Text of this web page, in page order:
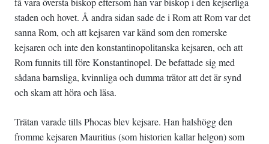
staden och hovet. Å andra sidan sade de i Rom att Rom var det
sanna Rom, och att kejsaren var känd som den romerske
kejsaren och inte den konstantinopolitanska kejsaren, och att
Rom funnits till före Konstantinopel. De befattade sig med
sådana barnsliga, kvinnliga och dumma trätor att det är synd
och skam att höra och läsa.
Trätan varade tills Phocas blev kejsare. Han halshögg den
fromme kejsaren Mauritius (som historien kallar helgon) som